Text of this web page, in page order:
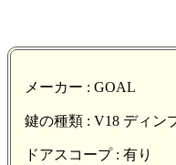
メーカー : GOAL
鍵の種類 : V18 ディン
ドアスコープ : 有り